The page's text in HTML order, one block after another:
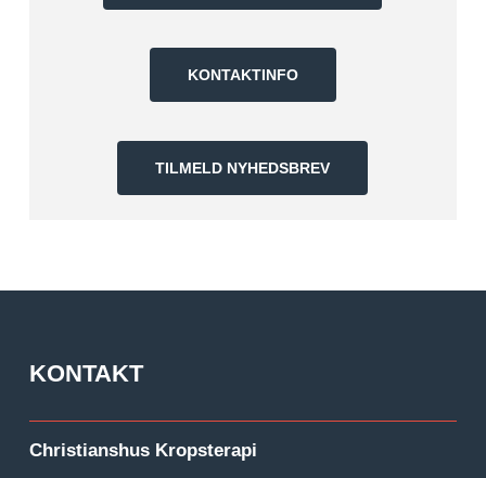
KONTAKTINFO
TILMELD NYHEDSBREV
KONTAKT
Christianshus Kropsterapi